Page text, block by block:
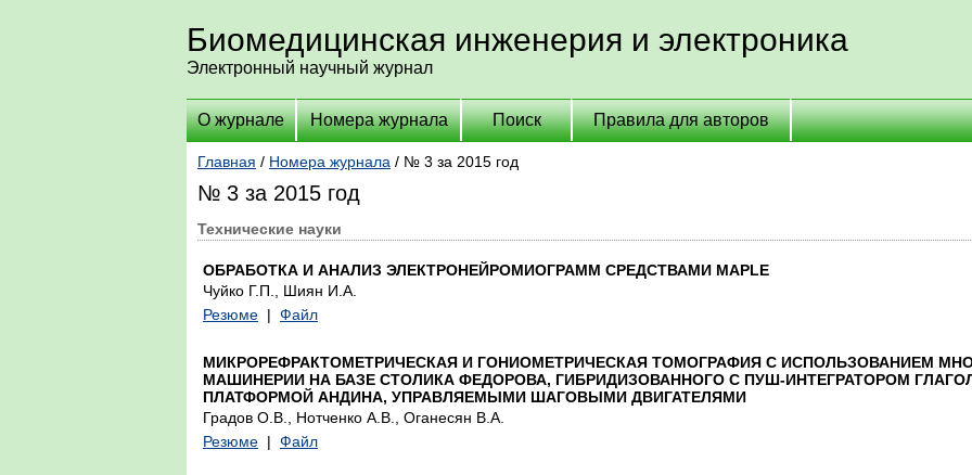
Биомедицинская инженерия и электроника
Электронный научный журнал
О журнале Номера журнала Поиск Правила для авторов
Главная / Номера журнала / № 3 за 2015 год
№ 3 за 2015 год
Технические науки
ОБРАБОТКА И АНАЛИЗ ЭЛЕКТРОНЕЙРОМИОГРАММ СРЕДСТВАМИ MAPLE
Чуйко Г.П., Шиян И.А.
Резюме | Файл
МИКРОРЕФРАКТОМЕТРИЧЕСКАЯ И ГОНИОМЕТРИЧЕСКАЯ ТОМОГРАФИЯ С ИСПОЛЬЗОВАНИЕМ
МАШИНЕРИИ НА БАЗЕ СТОЛИКА ФЕДОРОВА, ГИБРИДИЗОВАННОГО С ПУШ-ИНТЕГРАТОРОМ
ПЛАТФОРМОЙ АНДИНА, УПРАВЛЯЕМЫМИ ШАГОВЫМИ ДВИГАТЕЛЯМИ
Градов О.В., Нотченко А.В., Оганесян В.А.
Резюме | Файл